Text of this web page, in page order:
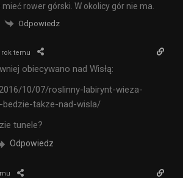
mieć rower górski. W okolicy gór nie ma.
Odpowiedz
rok temu
obiecywano nad Wisłą:
10/07/roslinny-labirynt-wieza-
bedzie-takze-nad-wisla/
tunele?
Odpowiedz